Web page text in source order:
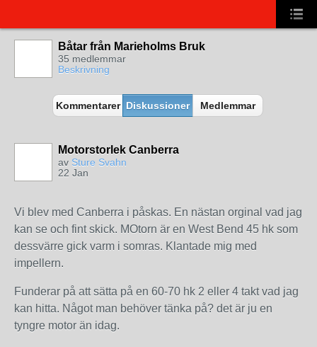
Båtar från Marieholms Bruk
35 medlemmar
Beskrivning
Kommentarer Diskussioner Medlemmar
Motorstorlek Canberra
av Sture Svahn
22 Jan
Vi blev med Canberra i påskas. En nästan orginal vad jag
kan se och fint skick. MOtorn är en West Bend 45 hk som
dessvärre gick varm i somras. Klantade mig med
impellern.
Funderar på att sätta på en 60-70 hk 2 eller 4 takt vad jag
kan hitta. Något man behöver tänka på? det är ju en
tyngre motor än idag.